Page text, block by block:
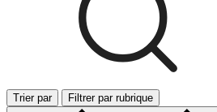
Trier par Filtrer par rubrique